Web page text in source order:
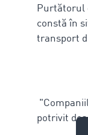
Purtătorul
constă în
transport
potrivit